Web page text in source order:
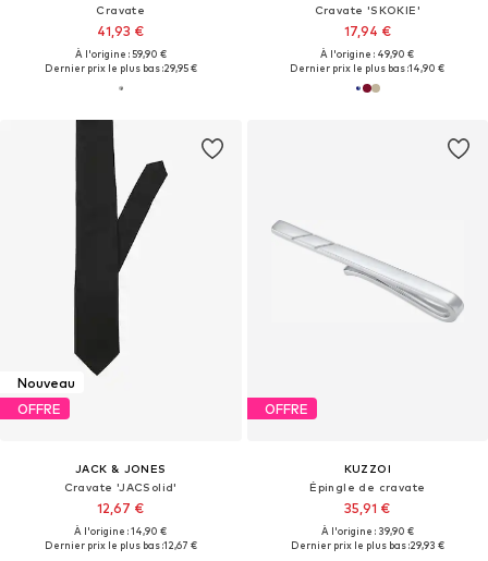
Cravate
41,93 €
À l'origine : 59,90 €
Dernier prix le plus bas :29,95 €
Cravate 'SKOKIE'
17,94 €
À l'origine : 49,90 €
Dernier prix le plus bas :14,90 €
Nouveau
OFFRE
JACK & JONES
Cravate 'JACSolid'
12,67 €
À l'origine : 14,90 €
Dernier prix le plus bas :12,67 €
OFFRE
KUZZOI
Épingle de cravate
35,91 €
À l'origine : 39,90 €
Dernier prix le plus bas :29,93 €